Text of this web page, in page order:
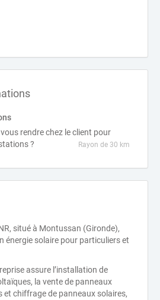
rendre chez le client pour
?
Rayon de 30 km
situé à Montussan (Gironde),
énergie solaire pour particuliers et
assure l’installation de
la vente de panneaux
et chiffrage de panneaux solaires,